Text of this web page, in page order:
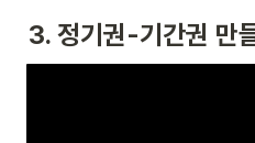
3. 정기권-기간권 만